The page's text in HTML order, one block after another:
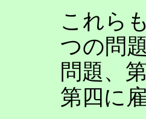
これら
つの問
問題、
第四に